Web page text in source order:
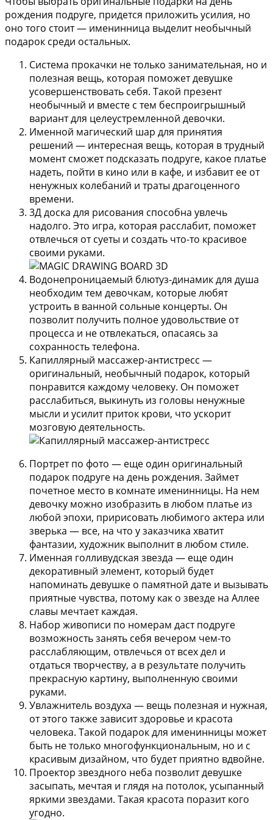
рождения подруге, придется приложить усилия, но
оно того стоит — именинница выделит необычный
подарок среди остальных.
Система прокачки не только занимательная, но и
полезная вещь, которая поможет девушке
усовершенствовать себя. Такой презент
необычный и вместе с тем беспроигрышный
вариант для целеустремленной девочки.
Именной магический шар для принятия
решений — интересная вещь, которая в трудный
момент сможет подсказать подруге, какое платье
надеть, пойти в кино или в кафе, и избавит ее от
ненужных колебаний и траты драгоценного
времени.
3Д доска для рисования способна увлечь
надолго. Это игра, которая расслабит, поможет
отвлечься от суеты и создать что-то красивое
своими руками.
Водонепроницаемый блютуз-динамикдля душа
необходим тем девочкам, которые любят
устроить в ванной сольные концерты. Он
позволит получить полное удовольствие от
процесса и не отвлекаться, опасаясь за
сохранность телефона.
Капиллярный массажер-антистресс —
оригинальный, необычный подарок, который
понравится каждому человеку. Он поможет
расслабиться, выкинуть из головы ненужные
мысли и усилит приток крови, что ускорит
мозговую деятельность.
Портрет по фото — еще один оригинальный
подарок подруге на день рождения. Займет
почетное место в комнате именинницы. На нем
девочку можно изобразить в любом платье из
любой эпохи, пририсовать любимого актера или
зверька — все, на что у заказчика хватит
фантазии, художник выполнит в любом стиле.
Именная голливудская звезда — еще один
декоративный элемент, который будет
напоминать девушке о памятной дате и вызывать
приятные чувства, потому как о звезде на Аллее
славы мечтает каждая.
Набор живописи по номерам даст подруге
возможность занять себя вечером чем-то
расслабляющим, отвлечься от всех дел и
отдаться творчеству, а в результате получить
прекрасную картину, выполненную своими
руками.
Увлажнитель воздуха — вещь полезная и нужная,
от этого также зависит здоровье и красота
человека. Такой подарок для именинницы может
быть не только многофункциональным, но и с
красивым дизайном, что будет приятно вдвойне.
Проектор звездного неба позволит девушке
засыпать, мечтая и глядя на потолок, усыпанный
яркими звездами. Такая красота поразит кого
угодно.